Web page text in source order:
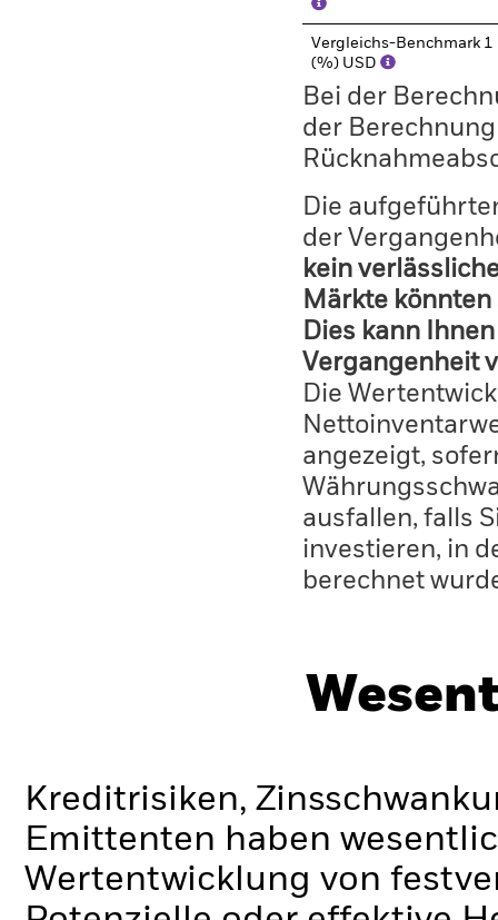
Vergleichs-Benchmark 1
(%) USD
Bei der
der
Die
der
kein
Märkte
Dies kann
Vergangenheit
Die
angezeigt,
ausfallen, falls
investieren, in
berechnet
Kreditrisiken,
Emittenten haben
Wertentwicklung von